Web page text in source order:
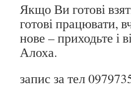
Якщо Ви готові
готові працювати,
нове – приходьте і
Алоха.
запис за тел